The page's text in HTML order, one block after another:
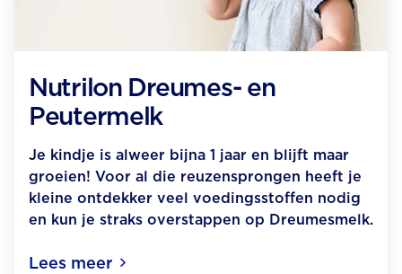
Nutrilon Dreumes- en
Peutermelk
Je kindje is alweer bijna 1 jaar en blijft maar
groeien! Voor al die reuzensprongen heeft je
kleine ontdekker veel voedingsstoffen nodig
en kun je straks overstappen op Dreumesmelk.
Lees meer